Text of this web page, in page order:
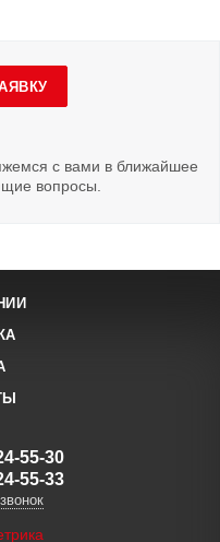
с вами в ближайшее
вопросы.
55-30
55-33